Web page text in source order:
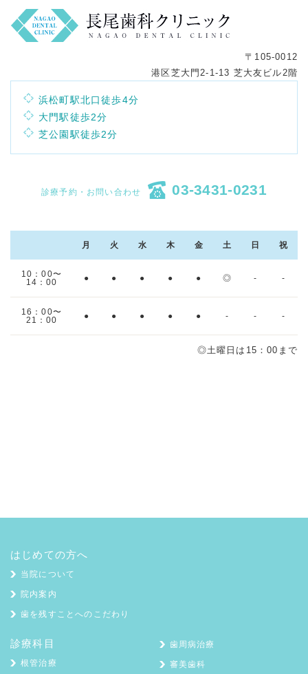
〒105-0012
港区芝大門2-1-13 芝大友ビル2階
浜松町駅北口徒歩4分
大門駅徒歩2分
芝公園駅徒歩2分
診療予約・お問い合わせ 03-3431-0231
月 火 水 木 金 土 日 祝
10：00〜
14：00
● ● ● ● ● ◎ - -
16：00〜
21：00
● ● ● ● ● - - -
◎土曜日は15：00まで
はじめての方へ
当院について
院内案内
歯を残すことへのこだわり
診療科目
根管治療
歯周病治療
審美歯科